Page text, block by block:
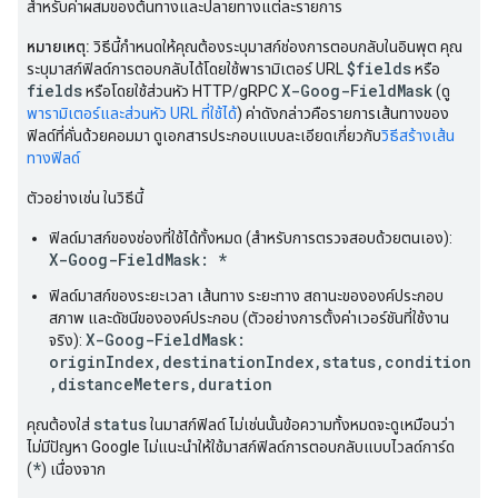
สำหรับค่าผสมของต้นทางและปลายทางแต่ละรายการ
หมายเหตุ: วิธีนี้กำหนดให้คุณต้องระบุมาสก์ช่องการตอบกลับในอินพุต คุณ
ระบุมาสก์ฟิลด์การตอบกลับได้โดยใช้พารามิเตอร์ URL $fieldsหรือ
fieldsหรือโดยใช้ส่วนหัว HTTP/gRPCX-Goog-FieldMask(ดู
พารามิเตอร์และส่วนหัว URL ที่ใช้ได้) ค่าดังกล่าวคือรายการเส้นทางของ
ฟิลด์ที่คั่นด้วยคอมมา ดูเอกสารประกอบแบบละเอียดเกี่ยวกับวิธีสร้างเส้น
ทางฟิลด์
ตัวอย่างเช่น ในวิธีนี้
ฟิลด์มาสก์ของช่องที่ใช้ได้ทั้งหมด (สำหรับการตรวจสอบด้วยตนเอง):
X-Goog-FieldMask: *
ฟิลด์มาสก์ของระยะเวลา เส้นทาง ระยะทาง สถานะขององค์ประกอบ
สภาพ และดัชนีขององค์ประกอบ (ตัวอย่างการตั้งค่าเวอร์ชันที่ใช้งาน
จริง): X-Goog-FieldMask:
originIndex,destinationIndex,status,condition
,distanceMeters,duration
คุณต้องใส่ statusในมาสก์ฟิลด์ ไม่เช่นนั้นข้อความทั้งหมดจะดูเหมือนว่า
ไม่มีปัญหา Google ไม่แนะนำให้ใช้มาสก์ฟิลด์การตอบกลับแบบไวลด์การ์ด
(*) เนื่องจาก